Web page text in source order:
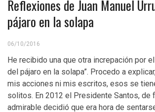
Reflexiones de Juan Manuel
pájaro en la solapa
06/10/2016
He recibido una que otra increpación por
del pájaro en la solapa”. Procedo a
mis acciones ni mis escritos, esos se
solitos. En 2012 el Presidente Santos, de
admirable decidió que era hora de